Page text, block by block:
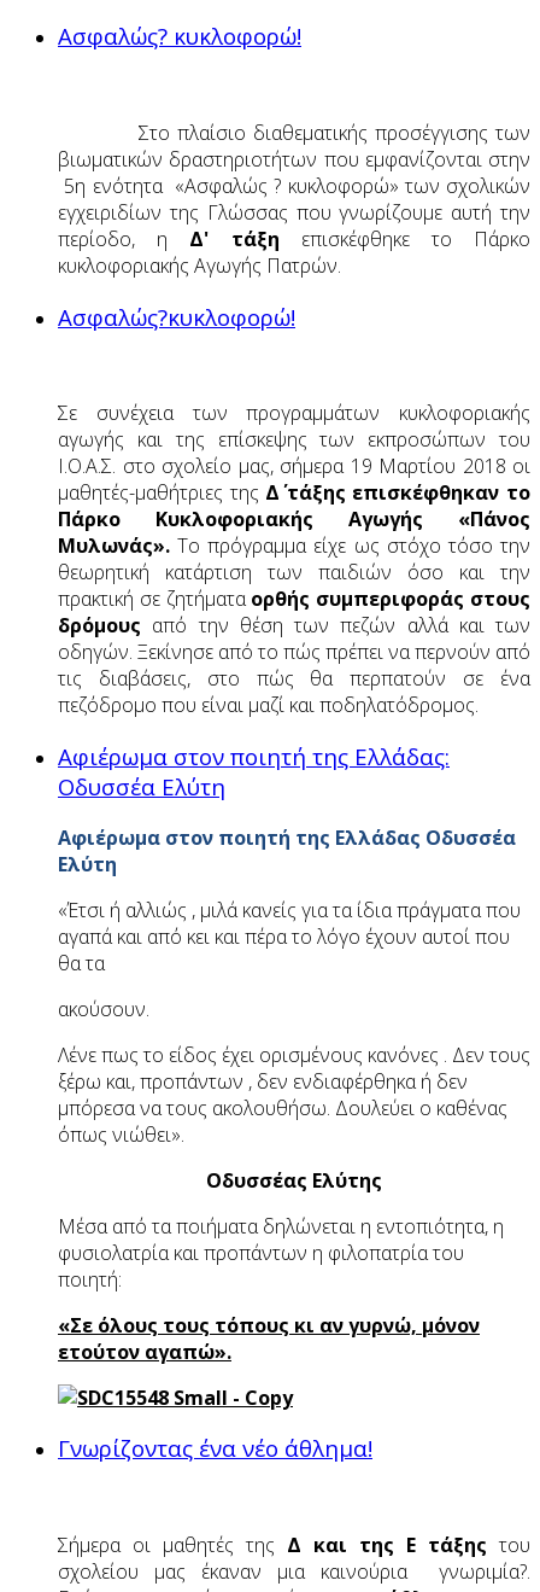
Ασφαλώς? κυκλοφορώ!
Στο πλαίσιο διαθεματικής προσέγγισης των
βιωματικών δραστηριοτήτων που εμφανίζονται στην
5η ενότητα «Ασφαλώς ? κυκλοφορώ» των σχολικών
εγχειριδίων της Γλώσσας που γνωρίζουμε αυτή την
περίοδο, η Δ' τάξη επισκέφθηκε το Πάρκο
κυκλοφοριακής Αγωγής Πατρών.
Ασφαλώς?κυκλοφορώ!
Σε συνέχεια των προγραμμάτων κυκλοφοριακής
αγωγής και της επίσκεψης των εκπροσώπων του
Ι.Ο.Α.Σ. στο σχολείο μας, σήμερα 19 Μαρτίου 2018 οι
μαθητές-μαθήτριες της Δ΄ τάξης επισκέφθηκαν το
Πάρκο Κυκλοφοριακής Αγωγής «Πάνος
Μυλωνάς». Το πρόγραμμα είχε ως στόχο τόσο την
θεωρητική κατάρτιση των παιδιών όσο και την
πρακτική σε ζητήματαορθής συμπεριφοράς στους
δρόμους από την θέση των πεζών αλλά και των
οδηγών. Ξεκίνησε από το πώς πρέπει να περνούν από
τις διαβάσεις, στο πώς θα περπατούν σε ένα
πεζόδρομο που είναι μαζί και ποδηλατόδρομος.
Αφιέρωμα στον ποιητή της Ελλάδας:
Οδυσσέα Ελύτη
Αφιέρωμα στον ποιητή της Ελλάδας Οδυσσέα
Ελύτη
«Έτσι ή αλλιώς , μιλά κανείς για τα ίδια πράγματα που
αγαπά και από κει και πέρα το λόγο έχουν αυτοί που
θα τα
ακούσουν.
Λένε πως το είδος έχει ορισμένους κανόνες . Δεν τους
ξέρω και, προπάντων , δεν ενδιαφέρθηκα ή δεν
μπόρεσα να τους ακολουθήσω. Δουλεύει ο καθένας
όπως νιώθει».
Οδυσσέας Ελύτης
Μέσα από τα ποιήματα δηλώνεται η εντοπιότητα, η
φυσιολατρία και προπάντων η φιλοπατρία του
ποιητή:
«Σε όλους τους τόπους κι αν γυρνώ, μόνον
ετούτον αγαπώ».
Γνωρίζοντας ένα νέο άθλημα!
Σήμερα οι μαθητές της Δ και της Ε τάξης του
σχολείου μας έκαναν μια καινούρια γνωριμία?.